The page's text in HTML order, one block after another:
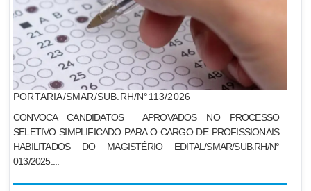
PORTARIA/SMAR/SUB.RH/N°113/2026
CONVOCA CANDIDATOS APROVADOS NO PROCESSO
SELETIVO SIMPLIFICADO PARA O CARGO DE PROFISSIONAIS
HABILITADOS DO MAGISTÉRIO EDITAL/SMAR/SUB.RH/N°
013/2025....